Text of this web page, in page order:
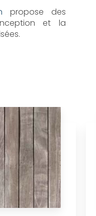
propose des
et la